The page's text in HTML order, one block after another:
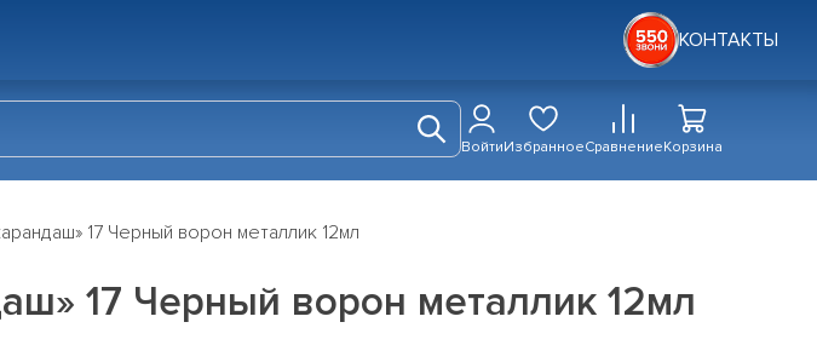
КОНТАКТЫ
ВойтиИзбранноеСравнениеКорзина
17 Черный ворон металлик 12мл
17 Черный ворон металлик 12мл